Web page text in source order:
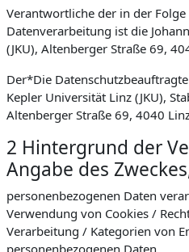
Verantwortliche der in der Folge
Datenverarbeitung ist die
(JKU), Altenberger Straße 69,
Der*Die
Kepler Universität Linz (JKU),
Altenberger Straße 69, 4040
2 Hintergrund der
Angabe des
personenbezogenen Daten
Verwendung von Cookies /
Verarbeitung / Kategorien von
personenbezogenen Daten